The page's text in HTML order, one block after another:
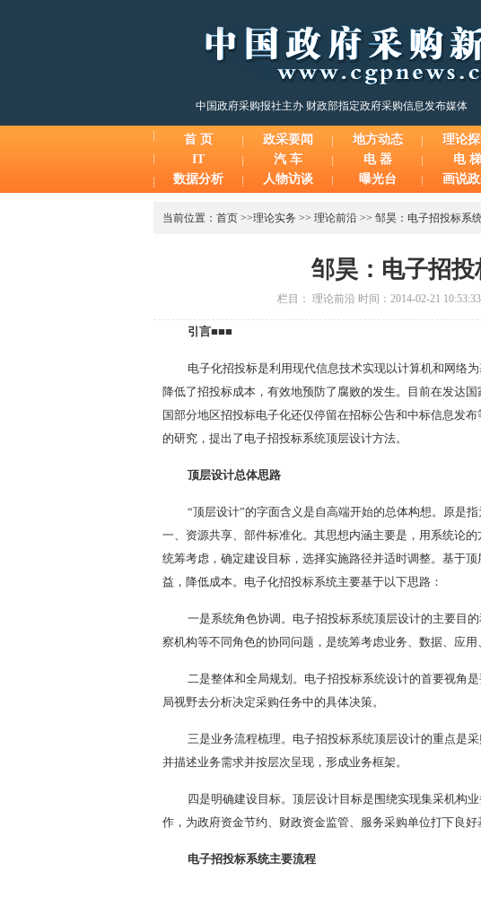
中国政府采购报社主办 财政部指定政府采购信息发布媒体
首 页 政采要闻 地方动态 理论
IT
汽 车 电 器 电 梯
数据分析
人物访谈 曝光台 画说
当前位置： 首页 >>理论实务 >> 理论前沿 >> 邹昊：电子招投标系
邹昊：电子招
栏目： 理论前沿 时间：2014-02-21
引言■■■
电子化招投标是利用现代信息技术实现以计算机和网络
降低了招投标成本，有效地预防了腐败的发生。目前在发达
国部分地区招投标电子化还仅停留在招标公告和中标信息发
的研究，提出了电子招投标系统顶层设计方法。
顶层设计总体思路
“顶层设计”的字面含义是自高端开始的总体构想。原是
一、资源共享、部件标准化。其思想内涵主要是，用系统论
统筹考虑，确定建设目标，选择实施路径并适时调整。基于
益，降低成本。电子化招投标系统主要基于以下思路：
一是系统角色协调。电子招投标系统顶层设计的主要目
察机构等不同角色的协同问题，是统筹考虑业务、数据、应
二是整体和全局规划。电子招投标系统设计的首要视角
局视野去分析决定采购任务中的具体决策。
三是业务流程梳理。电子招投标系统顶层设计的重点是
并描述业务需求并按层次呈现，形成业务框架。
四是明确建设目标。顶层设计目标是围绕实现集采机构
作，为政府资金节约、财政资金监管、服务采购单位打下良好
电子招投标系统主要流程